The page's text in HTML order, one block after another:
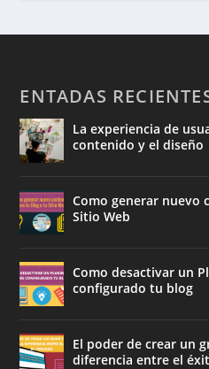
ENTADAS
La experiencia de
contenido y el diseño
Como generar nuevo
Sitio Web
Como desactivar un
configurado tu blog
El poder de crear un
diferencia entre el